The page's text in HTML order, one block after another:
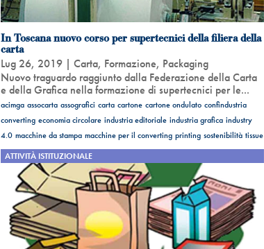
In Toscana nuovo corso per supertecnici della filiera della
carta
Lug 26, 2019| Carta, Formazione, Packaging
Nuovo traguardo raggiunto dalla Federazione della Carta
e della Grafica nella formazione di supertecnici per le...
acimga assocarta assografici carta cartone cartone ondulato confindustria
converting economia circolare industria editoriale industria grafica industry
4.0 macchine da stampa macchine per il converting printing sostenibilità tissue
ATTIVITÀ ISTITUZIONALE